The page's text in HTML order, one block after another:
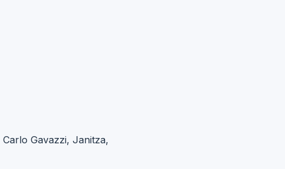
Gavazzi, Janitza,